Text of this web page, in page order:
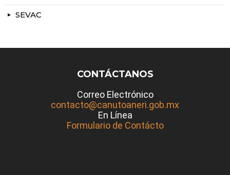
SEVAC
CONTÁCTANOS
Correo Electrónico
contacto@canutoaneri.gob.mx
En Línea
Formulario de Contácto